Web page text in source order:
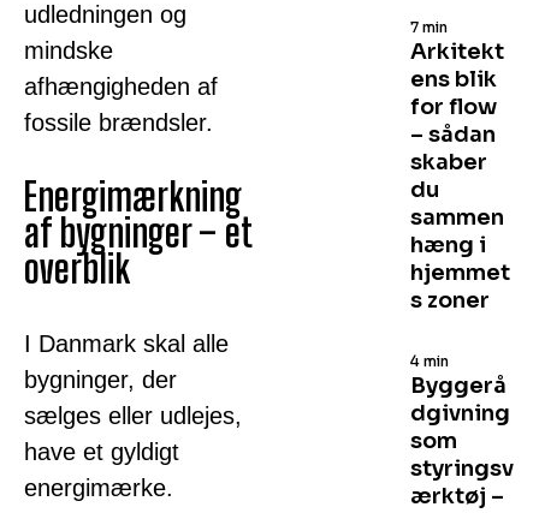
udledningen og
mindske
afhængigheden af
fossile brændsler.
Energimærkning
af bygninger – et
overblik
I Danmark skal alle
bygninger, der
sælges eller udlejes,
have et gyldigt
energimærke.
Arkitekt
ens blik
for flow
– sådan
skaber
du
sammen
hæng i
hjemmet
s zoner
7 min
Byggerå
dgivning
som
styringsv
ærktøj –
4 min